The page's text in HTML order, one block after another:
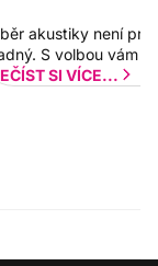
akustiky není pro
S volbou vám
SI VÍCE...